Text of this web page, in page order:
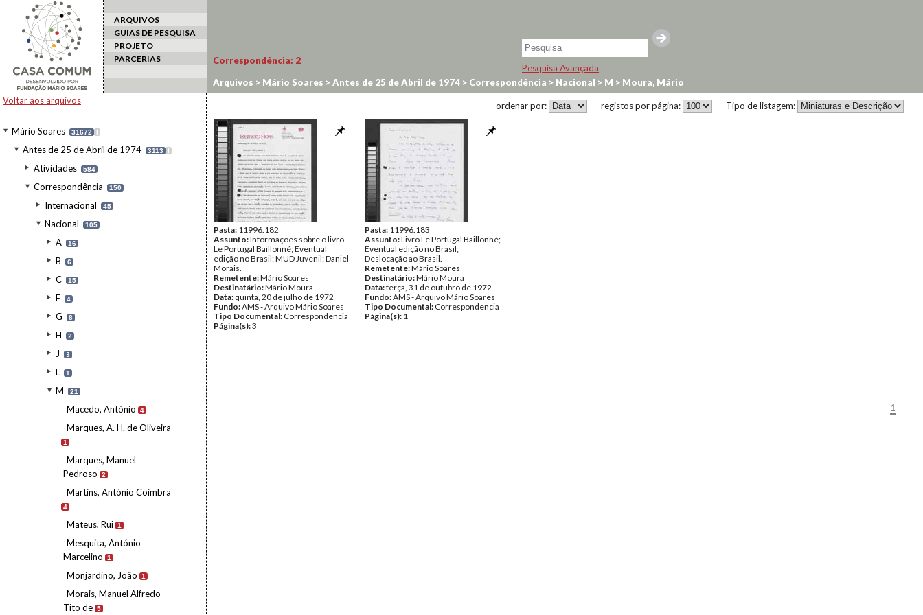
ARQUIVOS
GUIAS DE PESQUISA
PROJETO
PARCERIAS
Pesquisa Avançada
Voltar aos arquivos
Mário Soares 31672 I
Antes de 25 de Abril de 1974 3113 I
Atividades 584
Correspondência 150
Internacional 45
Nacional 105
A 16
B 6
C 15
F 4
G 8
H 2
J 3
L 1
M 21
Macedo, António 4
Marques, A. H. de Oliveira
1
Marques, Manuel
Pedroso
2
Martins, António Coimbra
4
Mateus, Rui 1
Mesquita, António
Marcelino
1
Monjardino, João 1
Morais, Manuel Alfredo
Tito de 5
Correspondência: 2
Arquivos > Mário Soares >Antes de 25 de Abril de 1974 > Correspondência > Nacional > M > Moura, Mário
Tipo de listagem:
registos por página:
ordenar por:
Pasta: 11996.182
Assunto:Informações sobre o livro
Le Portugal Baillonné; Eventual
edição no Brasil; MUD Juvenil; Daniel
Morais.
Remetente:Mário Soares
Destinatário:Mário Moura
Data: quinta, 20 de julho de 1972
Fundo:AMS - Arquivo Mário Soares
Tipo Documental: Correspondencia
Página(s):3
Pasta: 11996.183
Assunto:Livro Le Portugal Baillonné;
Eventual edição no Brasil;
Deslocação ao Brasil.
Remetente:Mário Soares
Destinatário:Mário Moura
Data:terça, 31 de outubro de 1972
Fundo:AMS - Arquivo Mário Soares
Tipo Documental: Correspondencia
Página(s): 1
1